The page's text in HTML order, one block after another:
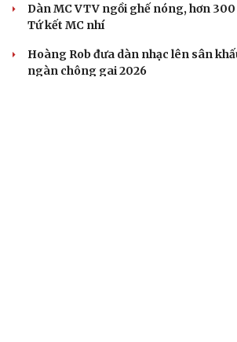
Dàn MC VTV ngồi ghế nóng, hơn
Tứ kết MC nhí
Hoàng Rob đưa dàn nhạc lên sân
ngàn chông gai 2026